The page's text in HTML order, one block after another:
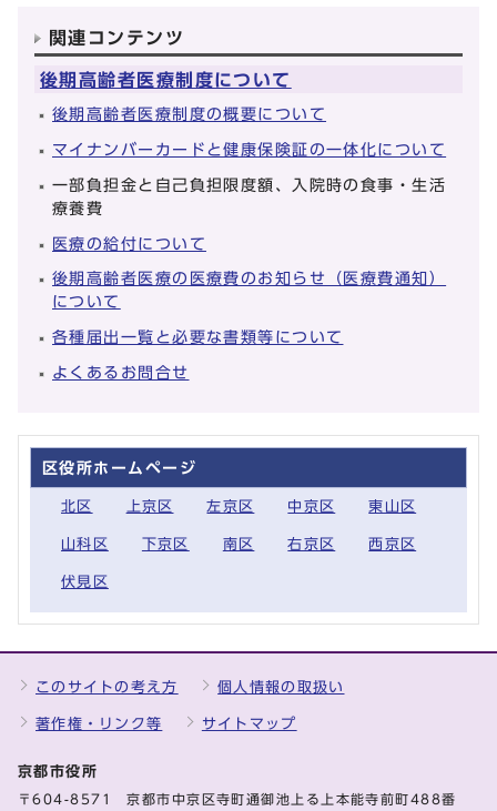
関連コンテンツ
後期高齢者医療制度について
後期高齢者医療制度の概要について
マイナンバーカードと健康保険証の一体化について
一部負担金と自己負担限度額、入院時の食事・生活
療養費
医療の給付について
後期高齢者医療の医療費のお知らせ（医療費通知）
について
各種届出一覧と必要な書類等について
よくあるお問合せ
区役所ホームページ
北区 上京区 左京区 中京区 東山区
山科区 下京区 南区 右京区 西京区
伏見区
このサイトの考え方 個人情報の取扱い
著作権・リンク等 サイトマップ
京都市役所
〒604-8571 京都市中京区寺町通御池上る上本能寺前町488番